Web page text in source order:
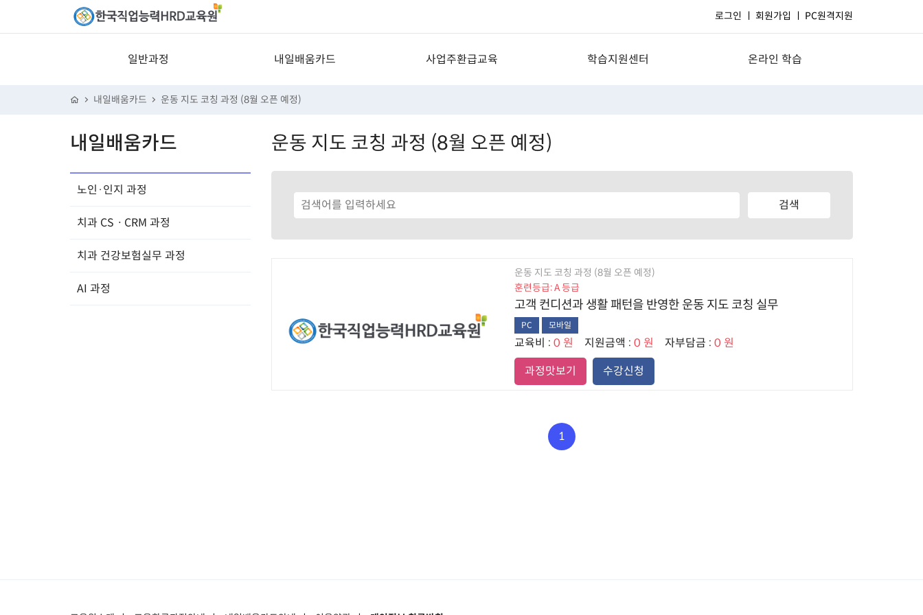
로그인 회원가입 PC원격지원
일반과정 내일배움카드 사업주환급교육 학습지원센터 온라인 학습
노인·인지 과정
치과 건강보험실무 과정
AI 과정
산업안전자료실
1:1문의
내 강의실
내일배움카드 운동 지도 코칭 과정 (8월 오픈 예정)
내일배움카드
노인·인지 과정
치과 CSㆍCRM 과정
치과 건강보험실무 과정
AI 과정
운동 지도 코칭 과정 (8월 오픈 예정)
운동 지도 코칭 과정 (8월 오픈 예정)
훈련등급: A 등급
고객 컨디션과 생활 패턴을 반영한 운동 지도 코칭 실무
PC 모바일
교육비 : 0 원 지원금액 : 0 원 자부담금 : 0 원
과정맛보기
수강신청
1